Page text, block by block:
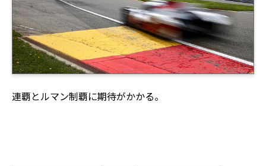
連覇とルマン制覇に期待がかかる。